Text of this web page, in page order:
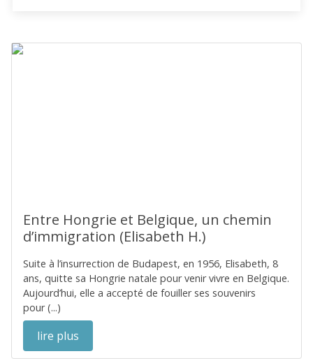
Entre Hongrie et Belgique, un chemin
d’immigration (Elisabeth H.)
Suite à l’insurrection de Budapest, en 1956, Elisabeth, 8
ans, quitte sa Hongrie natale pour venir vivre en Belgique.
Aujourd’hui, elle a accepté de fouiller ses souvenirs
pour (...)
lire plus